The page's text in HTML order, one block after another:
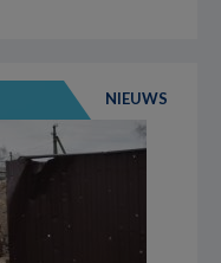
NIEUWS